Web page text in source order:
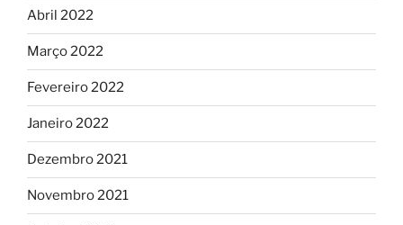
Abril 2022
Março 2022
Fevereiro 2022
Janeiro 2022
Dezembro 2021
Novembro 2021